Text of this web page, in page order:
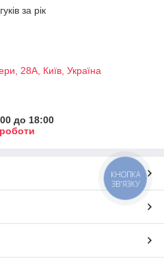
за рік
28А, Київ, Україна
до 18:00
КНОПКА
ЗВ'ЯЗКУ